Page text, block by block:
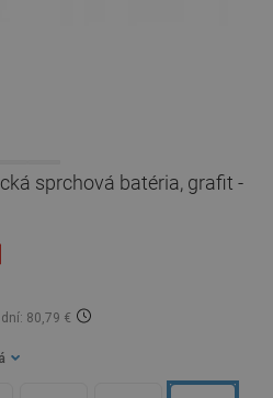
sprchová batéria, grafit -
80,79 €